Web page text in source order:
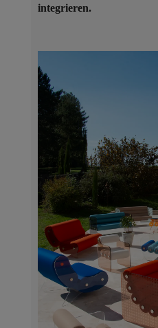
integrieren.